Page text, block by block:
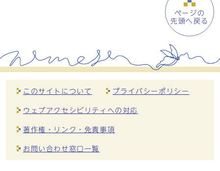
ページの
先頭へ戻る
このサイトについて プライバシーポリシー
ウェブアクセシビリティへの対応
著作権・リンク・免責事項
お問い合わせ窓口一覧